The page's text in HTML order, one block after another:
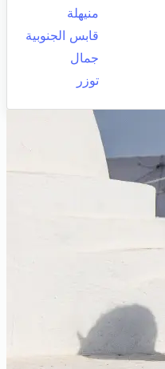
منيهلة
قابس الجنوبية
جمال
توزر